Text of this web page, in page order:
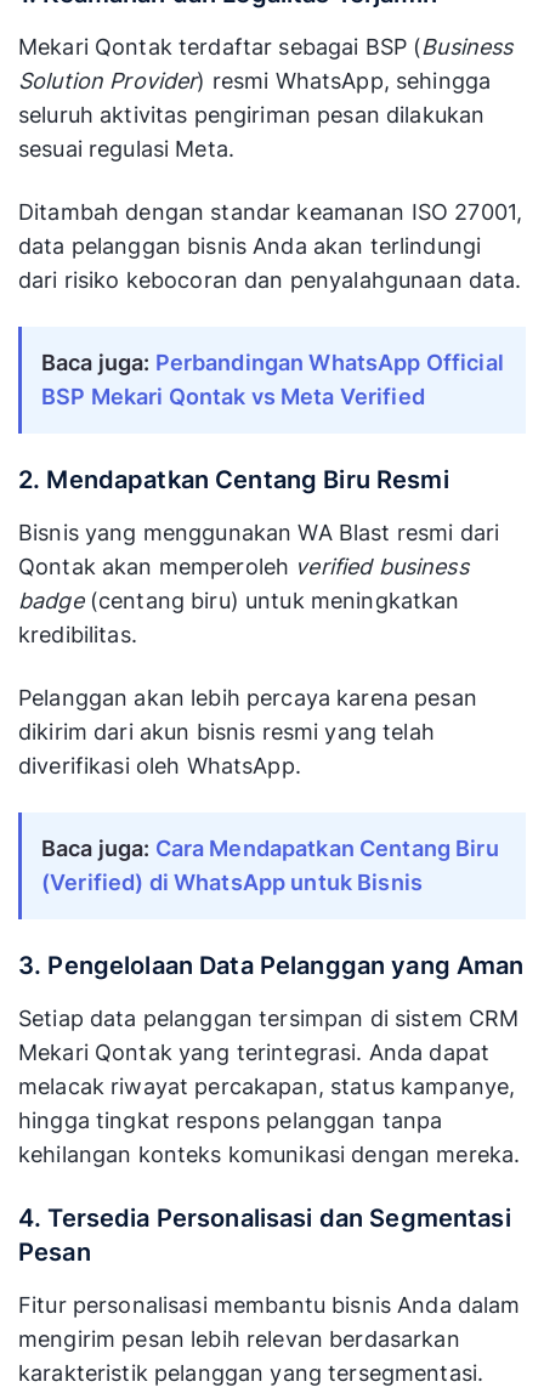
Mekari Qontak terdaftar sebagai BSP (Business
Solution Provider) resmi WhatsApp, sehingga
seluruh aktivitas pengiriman pesan dilakukan
sesuai regulasi Meta.
Ditambah dengan standar keamanan ISO 27001,
data pelanggan bisnis Anda akan terlindungi
dari risiko kebocoran dan penyalahgunaan data.
Baca juga: Perbandingan WhatsApp Official
BSP Mekari Qontak vs Meta Verified
2. Mendapatkan Centang Biru Resmi
Bisnis yang menggunakan WA Blast resmi dari
Qontak akan memperoleh verified business
badge(centang biru) untuk meningkatkan
kredibilitas.
Pelanggan akan lebih percaya karena pesan
dikirim dari akun bisnis resmi yang telah
diverifikasi oleh WhatsApp.
Baca juga: Cara Mendapatkan Centang Biru
(Verified) di WhatsApp untuk Bisnis
3. Pengelolaan Data Pelanggan yang Aman
Setiap data pelanggan tersimpan di sistem CRM
Mekari Qontak yang terintegrasi. Anda dapat
melacak riwayat percakapan, status kampanye,
hingga tingkat respons pelanggan tanpa
kehilangan konteks komunikasi dengan mereka.
4. Tersedia Personalisasi dan Segmentasi
Pesan
Fitur personalisasi membantu bisnis Anda dalam
mengirim pesan lebih relevan berdasarkan
karakteristik pelanggan yang tersegmentasi.